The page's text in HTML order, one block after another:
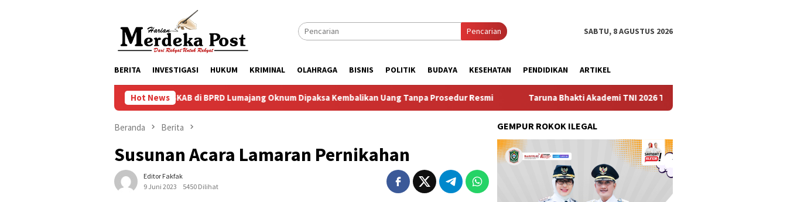
Pencarian SABTU, 8 AGUSTUS 2026
BERITA INVESTIGASI HUKUM KRIMINAL OLAHRAGA BISNIS POLITIK BUDAYA KESEHATAN PENDIDIKAN ARTIKEL
Hot News
Dugaan Pungli SKAB di BPRD Lumajang Oknum Dipaksa Kembalikan Uang Tanpa Prosedur Resmi Taruna Bhakti Akademi TNI 2026 Tanamkan Karakter dan Semangat Bela Negara
Beranda Berita
Susunan Acara Lamaran Pernikahan
Editor Fakfak
9 Juni 2023
5450 Dilihat
GEMPUR ROKOK ILEGAL